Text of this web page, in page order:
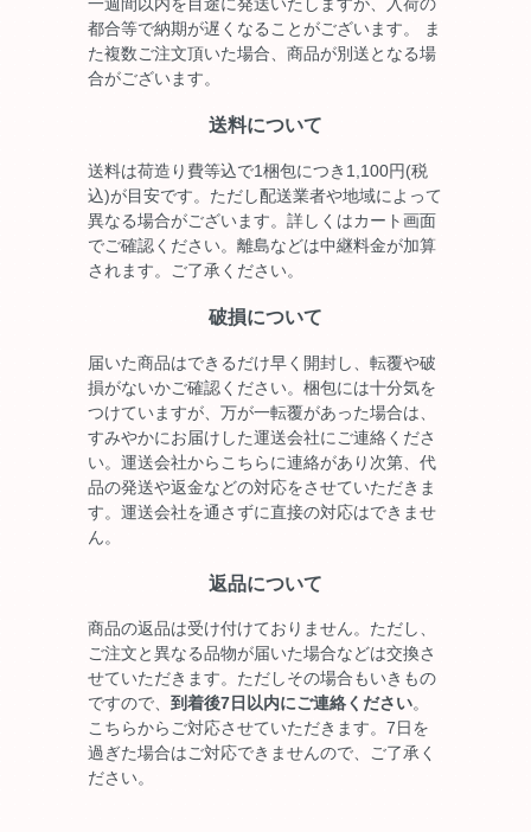
都合等で納期が遅くなることがございます。 ま
た複数ご注文頂いた場合、商品が別送となる場
合がございます。
送料について
送料は荷造り費等込で1梱包につき1,100円(税
込)が目安です。ただし配送業者や地域によって
異なる場合がございます。詳しくはカート画面
でご確認ください。離島などは中継料金が加算
されます。ご了承ください。
破損について
届いた商品はできるだけ早く開封し、転覆や破
損がないかご確認ください。梱包には十分気を
つけていますが、万が一転覆があった場合は、
すみやかにお届けした運送会社にご連絡くださ
い。運送会社からこちらに連絡があり次第、代
品の発送や返金などの対応をさせていただきま
す。運送会社を通さずに直接の対応はできませ
ん。
返品について
商品の返品は受け付けておりません。ただし、
ご注文と異なる品物が届いた場合などは交換さ
せていただきます。ただしその場合もいきもの
ですので、 到着後7日以内にご連絡ください。
こちらからご対応させていただきます。7日を
過ぎた場合はご対応できませんので、ご了承く
ださい。